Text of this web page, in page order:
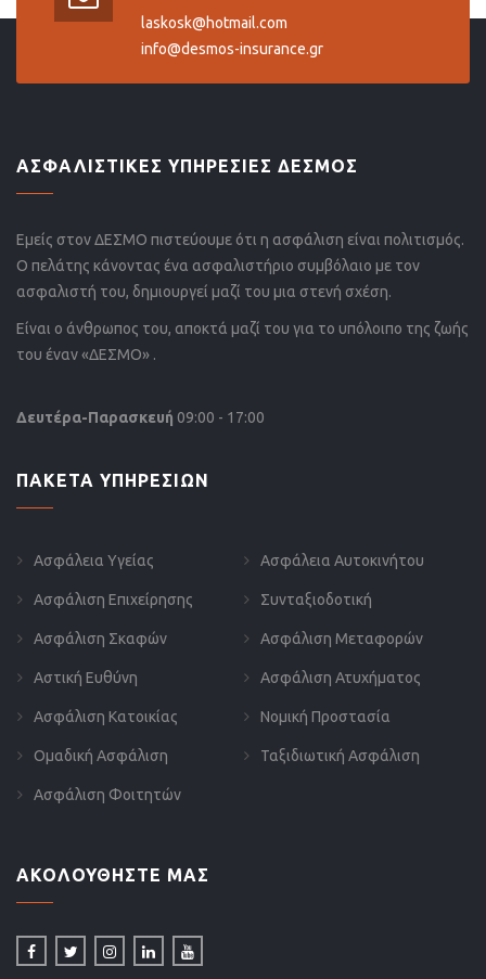
laskosk@hotmail.com
info@desmos-insurance.gr
ΑΣΦΑΛΙΣΤΙΚΕΣ ΥΠΗΡΕΣΙΕΣ ΔΕΣΜΟΣ
Εμείς στον ΔΕΣΜΟ πιστεύουμε ότι η ασφάλιση είναι πολιτισμός.
Ο πελάτης κάνοντας ένα ασφαλιστήριο συμβόλαιο με τον
ασφαλιστή του, δημιουργεί μαζί του μια στενή σχέση.
Είναι ο άνθρωπος του, αποκτά μαζί του για το υπόλοιπο της ζωής
του έναν «ΔΕΣΜΟ» .
Δευτέρα-Παρασκευή 09:00 - 17:00
ΠΑΚΕΤΑ ΥΠΗΡΕΣΙΩΝ
Ασφάλεια Υγείας Ασφάλεια Αυτοκινήτου
Ασφάλιση Επιχείρησης Συνταξιοδοτική
Ασφάλιση Σκαφών Ασφάλιση Μεταφορών
Αστική Ευθύνη Ασφάλιση Ατυχήματος
Ασφάλιση Κατοικίας Νομική Προστασία
Ομαδική Ασφάλιση Ταξιδιωτική Ασφάλιση
Ασφάλιση Φοιτητών
ΑΚΟΛΟΥΘΗΣΤΕ ΜΑΣ